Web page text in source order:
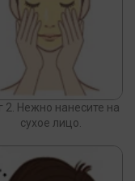
2. Нежно нанесите на
сухое лицо.